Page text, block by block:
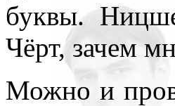
буквы.
Чёрт, зачем
Можно и